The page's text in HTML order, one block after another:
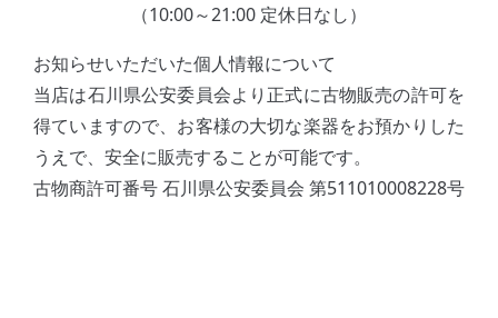
（10:00～21:00 定休日なし）
お知らせいただいた個人情報について
当店は石川県公安委員会より正式に古物販売の許可を
得ていますので、お客様の大切な楽器をお預かりした
うえで、安全に販売することが可能です。
古物商許可番号 石川県公安委員会 第511010008228号